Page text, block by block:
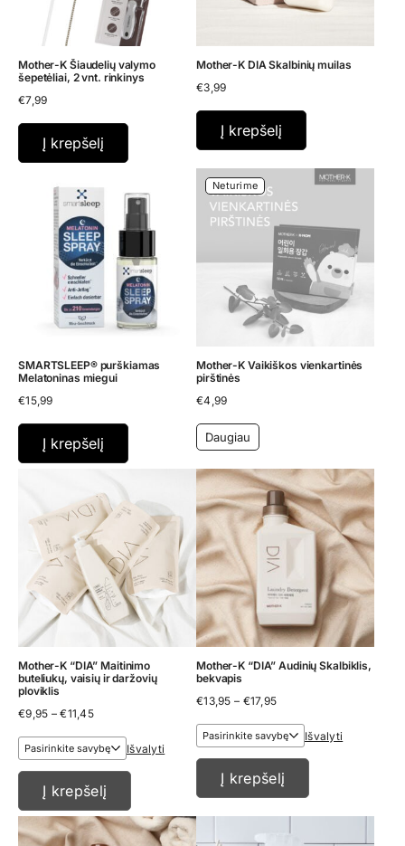
Mother-K Šiaudelių valymo
šepetėliai, 2 vnt. rinkinys
€7,99
Į krepšelį
Mother-K DIA Skalbinių muilas
€3,99
Į krepšelį
SMARTSLEEP® purškiamas
Melatoninas miegui
€15,99
Į krepšelį
Neturime
Mother-K Vaikiškos vienkartinės
pirštinės
€4,99
Daugiau
Mother-K “DIA” Maitinimo
buteliukų, vaisių ir daržovių
ploviklis
€9,95 – €11,45Price
€9,95
throughIšvalyti
Į krepšelį
Mother-K “DIA” Audinių Skalbiklis,
bekvapis
€13,95 – €17,95Price
€13,95
throughIšvalyti
Į krepšelį